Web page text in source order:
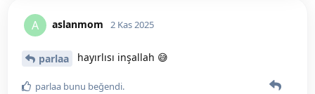
A aslanmom 2 Kas 2025
parlaa hayırlısı inşallah 😅
parlaa bunu beğendi.